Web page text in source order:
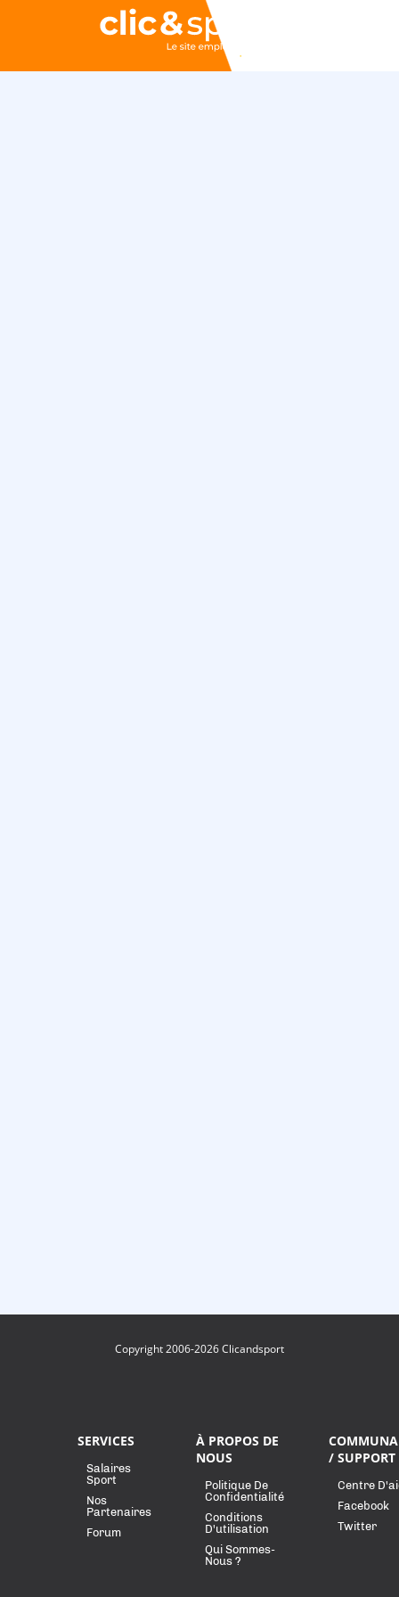
Copyright 2006-2026 Clicandsport
SERVICES
Salaires
Sport
Nos
Partenaires
Forum
À PROPOS DE
NOUS
Politique De
Confidentialité
Conditions
D'utilisation
Qui Sommes-
Nous ?
/ SUPPORT
Centre
Facebook
Twitter